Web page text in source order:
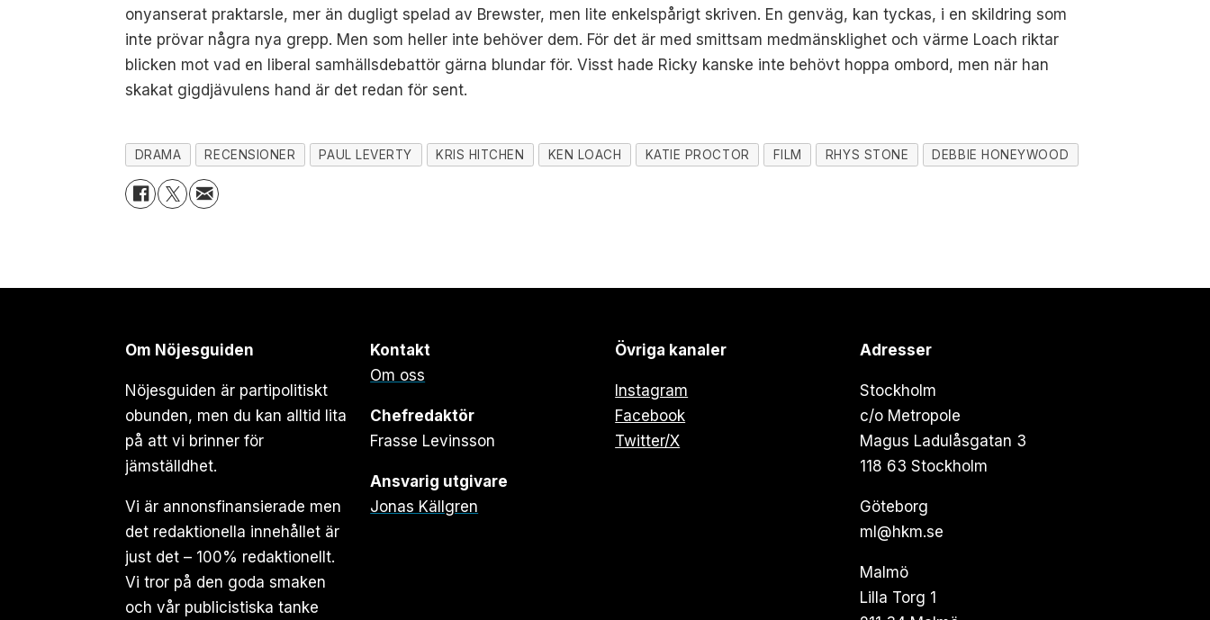
onyanserat praktarsle, mer än dugligt spelad av Brewster, men lite enkelspårigt skriven. En genväg, kan tyckas, i en skildring som
inte prövar några nya grepp. Men som heller inte behöver dem. För det är med smittsam medmänsklighet och värme Loach riktar
blicken mot vad en liberal samhällsdebattör gärna blundar för. Visst hade Ricky kanske inte behövt hoppa ombord, men när han
skakat gigdjävulens hand är det redan för sent.
DRAMA RECENSIONER PAUL LEVERTY KRIS HITCHEN KEN LOACH KATIE PROCTOR FILM RHYS STONE DEBBIE HONEYWOOD
Om Nöjesguiden
Nöjesguiden är partipolitiskt
obunden, men du kan alltid lita
på att vi brinner för
jämställdhet.
Vi är annonsfinansierade men
det redaktionella innehållet är
just det – 100% redaktionellt.
Vi tror på den goda smaken
och vår publicistiska tanke
Kontakt
Om oss
Chefredaktör
Frasse Levinsson
Ansvarig utgivare
Jonas Källgren
Övriga kanaler
Instagram
Facebook
Twitter/X
Adresser
Stockholm
c/o Metropole
Magus Ladulåsgatan 3
118 63 Stockholm
Göteborg
ml@hkm.se
Malmö
Lilla Torg 1